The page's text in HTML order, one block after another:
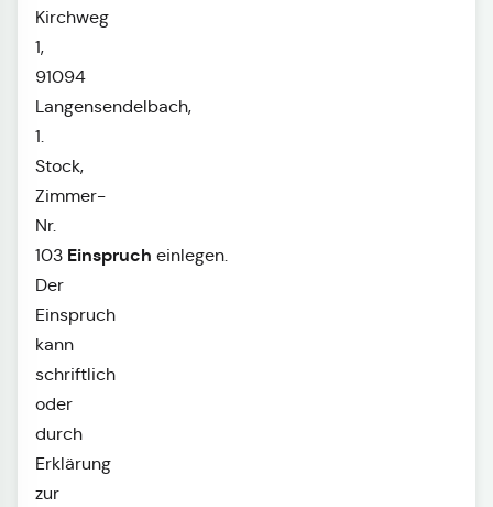
Kirchweg
1,
91094
Langensendelbach,
1.
Stock,
Zimmer-
Nr.
103 Einspruch einlegen.
Der
Einspruch
kann
schriftlich
oder
durch
Erklärung
zur